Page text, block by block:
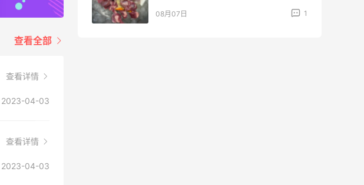
查看全部
查看详情
2023-04-03
查看详情
2023-04-03
1 08月07日 2